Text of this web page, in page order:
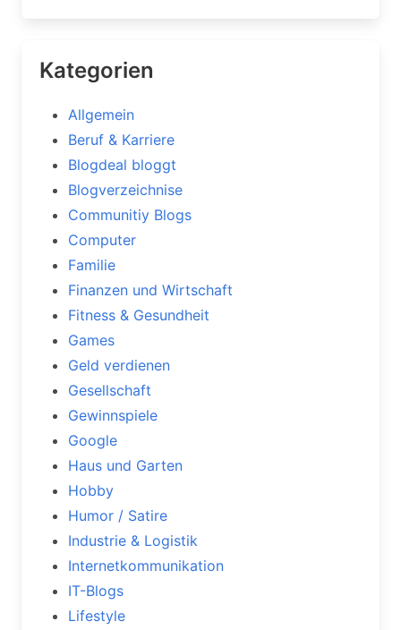
Kategorien
Allgemein
Beruf & Karriere
Blogdeal bloggt
Blogverzeichnise
Communitiy Blogs
Computer
Familie
Finanzen und Wirtschaft
Fitness & Gesundheit
Games
Geld verdienen
Gesellschaft
Gewinnspiele
Google
Haus und Garten
Hobby
Humor / Satire
Industrie & Logistik
Internetkommunikation
IT-Blogs
Lifestyle